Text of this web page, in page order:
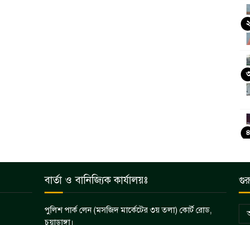
২
৩
৪
৫
বার্তা ও বানিজ্যিক কার্যালয়ঃ
পুলিশ পার্ক লেন (মসজিদ মার্কেটের ৩য় তলা) কোর্ট রোড,
চুয়াডাঙ্গা।